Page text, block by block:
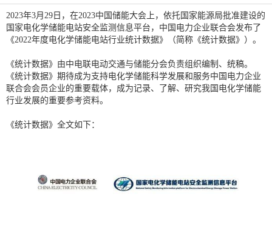
2023年3月29日，在2023中国储能大会上，依托国家能源局批准建设的
国家电化学储能电站安全监测信息平台，中国电力企业联合会发布了
《2022年度电化学储能电站行业统计数据》（简称《统计数据》）。
《统计数据》由中电联电动交通与储能分会负责组织编制、统稿。
《统计数据》期待成为支持电化学储能科学发展和服务中国电力企业
联合会会员企业的重要载体，成为记录、了解、研究我国电化学储能
行业发展的重要参考资料。
《统计数据》全文如下：